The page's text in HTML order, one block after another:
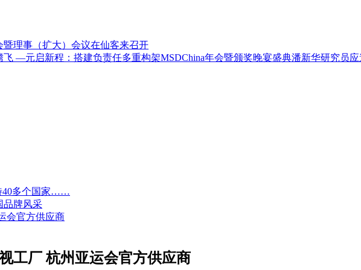
理事（扩大）会议在仙客来召开
—元启新程：搭建负责任多重构架MSDChina年会暨颁奖晚宴盛典潘新华研究员
40多个国家……
品牌风采
会官方供应商
工厂 杭州亚运会官方供应商